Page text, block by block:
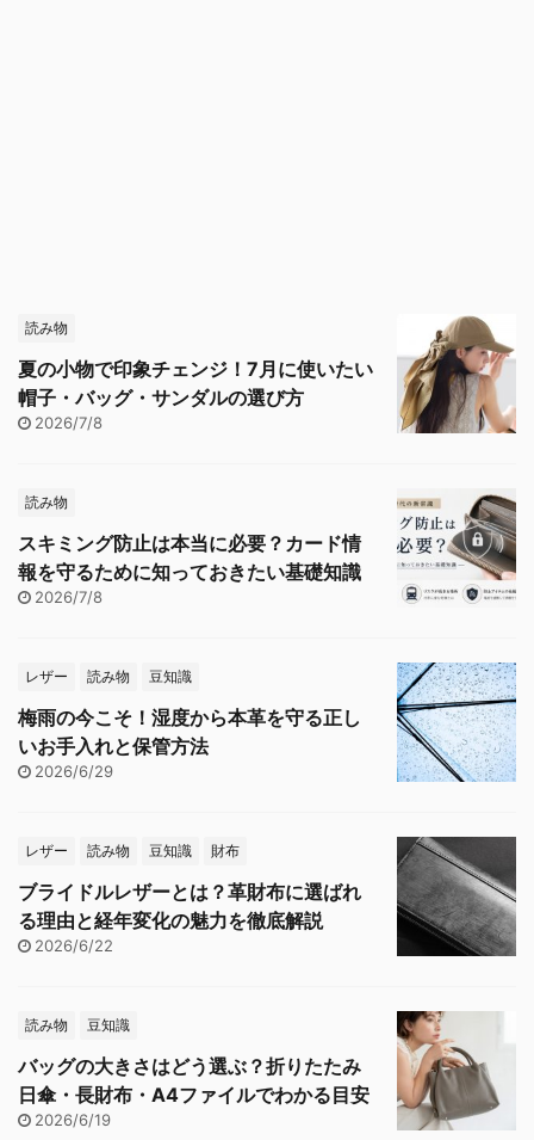
読み物
夏の小物で印象チェンジ！7月に使いたい
帽子・バッグ・サンダルの選び方
2026/7/8
読み物
スキミング防止は本当に必要？カード情
報を守るために知っておきたい基礎知識
2026/7/8
レザー 読み物 豆知識
梅雨の今こそ！湿度から本革を守る正し
いお手入れと保管方法
2026/6/29
レザー 読み物 豆知識 財布
ブライドルレザーとは？革財布に選ばれ
る理由と経年変化の魅力を徹底解説
2026/6/22
読み物 豆知識
バッグの大きさはどう選ぶ？折りたたみ
日傘・長財布・A4ファイルでわかる目安
2026/6/19